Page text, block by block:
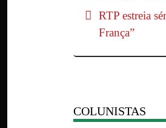
RTP estreia
França”
COLUNISTAS